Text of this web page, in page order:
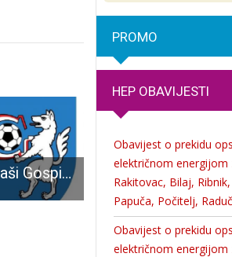
Nogometaši Gospića 91 pobijedili Lokomotivu
PROMO
HEP OBAVIJESTI
Obavijest o prekidu
električnom energijom
Rakitovac, Bilaj,
Papuča, Počitelj, Raduč
Obavijest o prekidu
električnom energijom